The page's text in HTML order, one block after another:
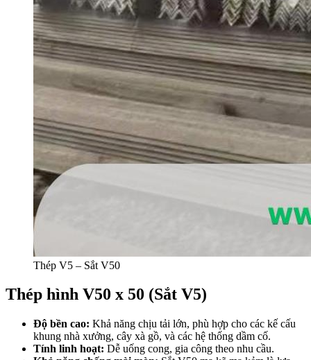
Thép V5 – Sắt V50
Thép hình V50 x 50 (Sắt V5)
Độ bền cao: Khả năng chịu tải lớn, phù hợp cho các kế cấu
khung nhà xưởng, cây xà gồ, và các hệ thống dầm cố.
Tính linh hoạt: Dễ uống cong, gia công theo nhu cầu.